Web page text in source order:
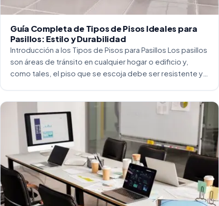
Guía Completa de Tipos de Pisos Ideales para
Pasillos: Estilo y Durabilidad
Introducción a los Tipos de Pisos para Pasillos Los pasillos
son áreas de tránsito en cualquier hogar o edificio y,
como tales, el piso que se escoja debe ser resistente y